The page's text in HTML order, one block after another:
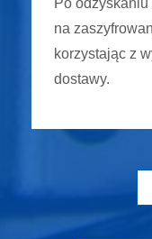
Po
na
korzystając z
dostawy.